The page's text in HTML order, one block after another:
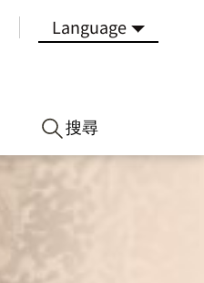
Language
搜尋